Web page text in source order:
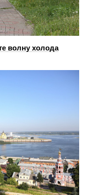
волну холода